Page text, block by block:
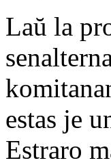
Laŭ la
estas je
Estraro